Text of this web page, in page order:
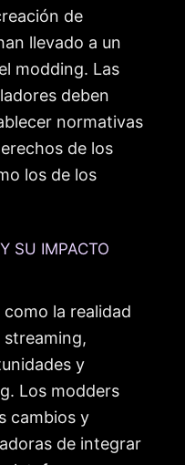
de
llevado a un
modding. Las
deben
normativas
de los
los de los
SU IMPACTO
la realidad
y
Los modders
cambios y
de integrar